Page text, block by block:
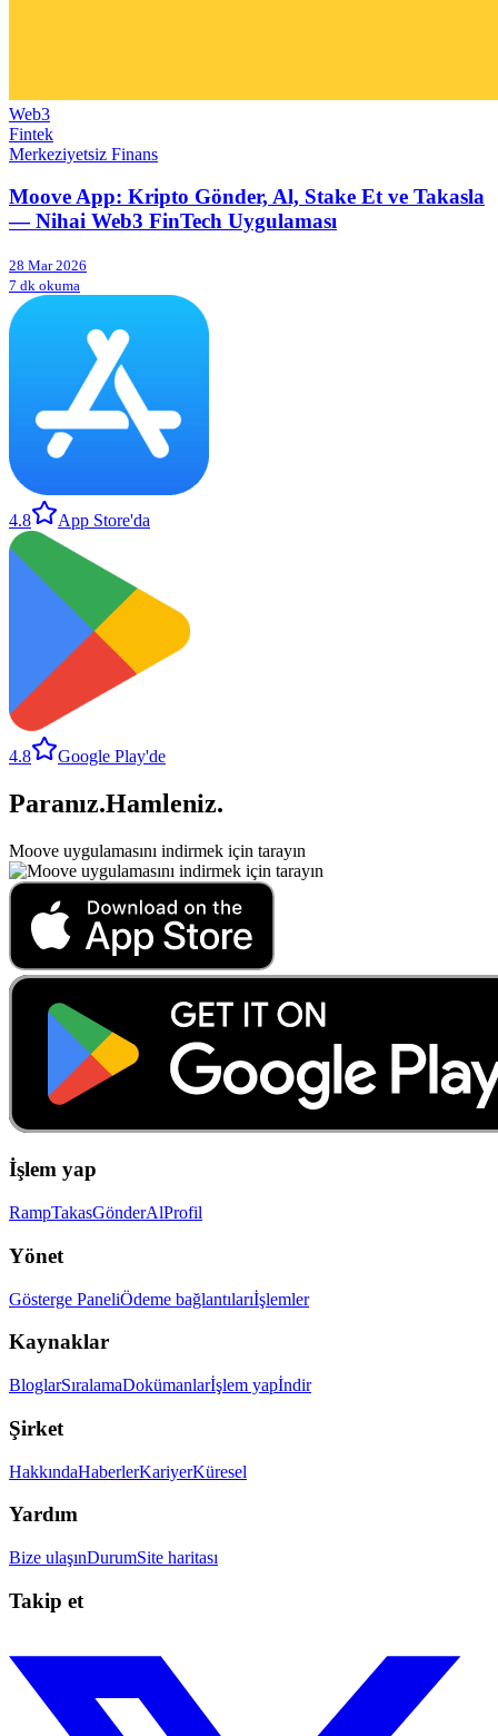
Web3
Fintek
Merkeziyetsiz Finans
Moove App: Kripto Gönder, Al, Stake Et ve Takasla
— Nihai Web3 FinTech Uygulaması
28 Mar 2026
7 dk okuma
4.8 App Store'da
4.8 Google Play'de
Paranız.Hamleniz.
Moove uygulamasını indirmek için tarayın
İşlem yap
RampTakasGönderAlProfil
Yönet
Gösterge PaneliÖdeme bağlantılarıİşlemler
Kaynaklar
BloglarSıralamaDokümanlarİşlem yapİndir
Şirket
HakkındaHaberlerKariyerKüresel
Yardım
Bize ulaşınDurumSite haritası
Takip et